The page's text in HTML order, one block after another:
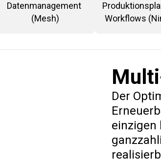
Datenmanagement
(Mesh)
Workflows
Der
einzigen